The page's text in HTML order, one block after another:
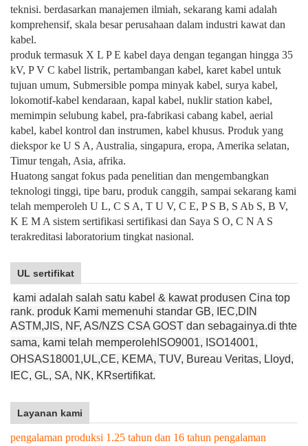
teknisi. berdasarkan manajemen ilmiah, sekarang kami adalah
komprehensif, skala besar perusahaan dalam industri kawat dan
kabel.
produk termasuk X L P E kabel daya dengan tegangan hingga 35
kV, P V C kabel listrik, pertambangan kabel, karet kabel untuk
tujuan umum, Submersible pompa minyak kabel, surya kabel,
lokomotif-kabel kendaraan, kapal kabel, nuklir station kabel,
memimpin selubung kabel, pra-fabrikasi cabang kabel, aerial
kabel, kabel kontrol dan instrumen, kabel khusus. Produk yang
diekspor ke U S A, Australia, singapura, eropa, Amerika selatan,
Timur tengah, Asia, afrika.
Huatong sangat fokus pada penelitian dan mengembangkan
teknologi tinggi, tipe baru, produk canggih, sampai sekarang kami
telah memperoleh U L, C S A, T U V, C E, P S B, S Ab S, B V,
K E M A sistem sertifikasi sertifikasi dan Saya S O, C N A S
terakreditasi laboratorium tingkat nasional.
UL sertifikat
kami adalah salah satu kabel & kawat produsen Cina top
rank. produk Kami memenuhi standar GB, IEC,DIN
ASTM,JIS, NF, AS/NZS CSA GOST dan sebagainya.di thte
sama, kami telah memperoleh ISO9001, ISO14001,
OHSAS18001,UL,CE, KEMA, TUV, Bureau Veritas, Lloyd,
IEC, GL, SA, NK, KRsertifikat.
Layanan kami
pengalaman produksi 1.25 tahun dan 16 tahun pengalaman